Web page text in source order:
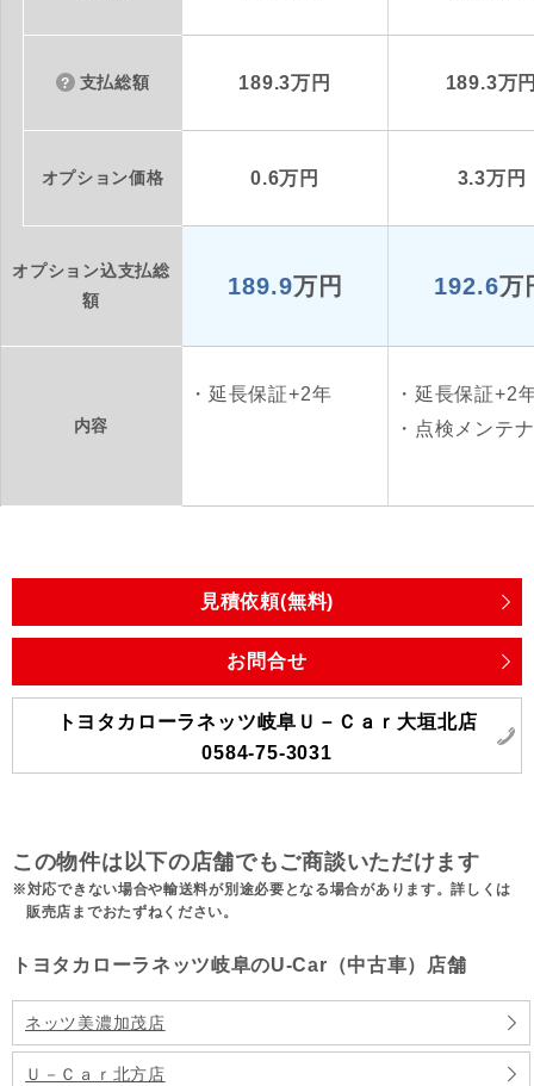
支払総額 189.3万円 189.3万
オプション価格 0.6万円 3.3万円
オプション込支払総
額
189.9万円 192.6万
内容
延長保証+2年
延長保証+2
点検メンテ
見積依頼(無料)
お問合せ
トヨタカローラネッツ岐阜Ｕ－Ｃａｒ大垣北店
0584-75-3031
この物件は以下の店舗でもご商談いただけます
対応できない場合や輸送料が別途必要となる場合があります。詳しくは
販売店までおたずねください。
トヨタカローラネッツ岐阜のU-Car（中古車）店舗
ネッツ美濃加茂店
Ｕ－Ｃａｒ北方店